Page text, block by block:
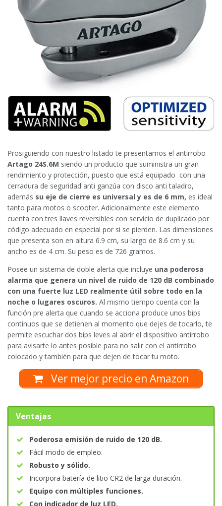
Prosiguiendo con nuestro listado te presentamos el antirrobo
Artago 24S.6M siendo un producto que suministra un gran
rendimiento y protección, puesto que está equipado con una
cerradura de seguridad anti ganzúa con disco anti taladro,
además su eje de cierre es universal y es de 6 mm, es ideal
tanto para motos o scooter. Adicionalmente este elemento
cuenta con tres llaves reversibles con servicio de duplicado por
código adecuado en especial por si se pierden. Las dimensiones
que presenta son en altura 6.9 cm, su largo de 8.6 cm y su
ancho es de 4 cm. Su peso es de 726 gramos.
Posee un sistema de doble alerta que incluye una poderosa
alarma que genera un nivel de ruido de 120 dB combinado
con una fuerte luz LED realmente útil sobre todo en la
noche o lugares oscuros. Al mismo tiempo cuenta con la
función pre alerta que cuando se acciona produce unos bips
continuos que se detienen al momento que dejes de tocarlo, te
permite escuchar dos bips leves al abrir el dispositivo antirrobo
para avisarte lo antes posible para no salir con el antirrobo
colocado y también para que dejen de tocar tu moto.
Ver mejor precio en Amazon
Ventajas
Poderosa emisión de ruido de 120 dB.
Fácil modo de empleo.
Robusto y sólido.
Incorpora batería de litio CR2 de larga duración.
Equipo con múltiples funciones.
Con indicador de luz LED.